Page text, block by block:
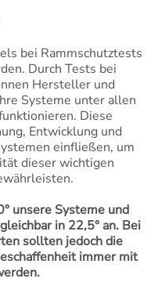
bei Rammschutztests
Durch Tests bei
Hersteller und
Systeme unter allen
Diese
Entwicklung und
einfließen, um
dieser wichtigen
unsere Systeme und
in 22,5° an. Bei
sollten jedoch die
immer mit